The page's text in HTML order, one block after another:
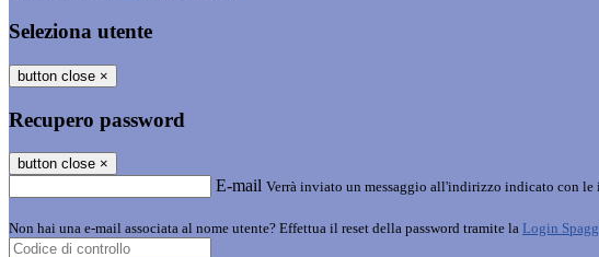
Seleziona utente
button close ×
Recupero password
button close ×
E-mail Verrà inviato un messaggio all'indirizzo indicato con le
Non hai una e-mail associata al nome utente? Effettua il reset della password tramite la Login